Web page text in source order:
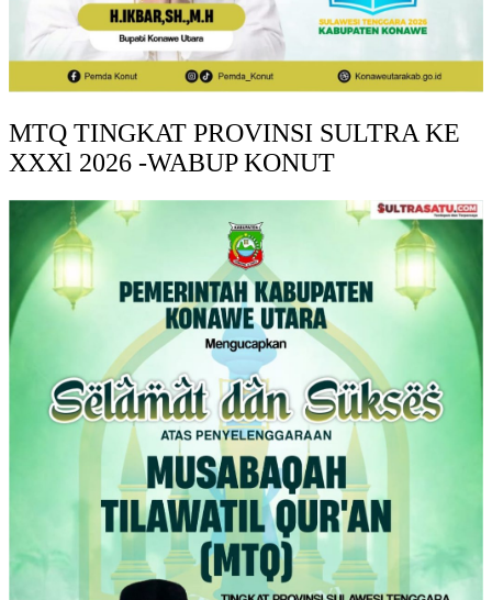
MTQ TINGKAT PROVINSI SULTRA KE
XXXl 2026 -WABUP KONUT